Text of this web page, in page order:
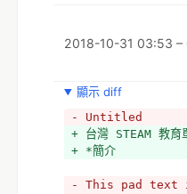
2018-10-31 03:53 –
顯示 diff
- Untitled
+ 台灣 STEAM 教育
+ *簡介
- This pad text